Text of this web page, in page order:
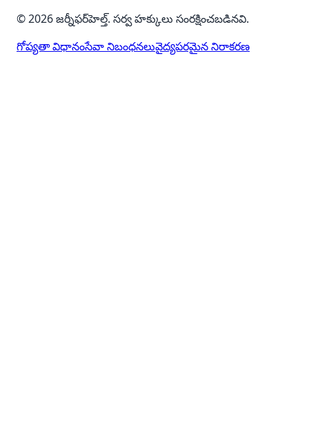
© 2026 జర్నీఫర్‌హెల్త్. సర్వ హక్కులు సంరక్షించబడినవి.
గోప్యతా విధానంసేవా నిబంధనలువైద్యపరమైన నిరాకరణ